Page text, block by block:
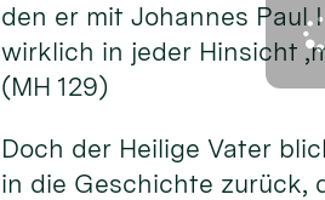
den er mit Johannes Paul
wirklich in jeder Hinsicht
(MH 129)
Doch der Heilige Vater
in die Geschichte zurück,